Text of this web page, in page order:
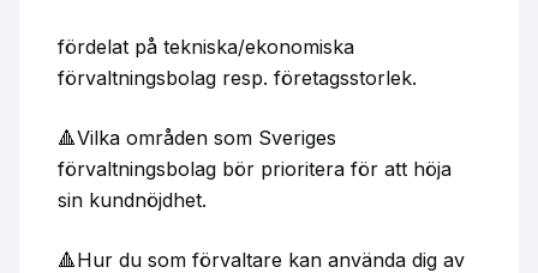
fördelat på tekniska/ekonomiska
förvaltningsbolag resp. företagsstorlek.
🔺Vilka områden som Sveriges
förvaltningsbolag bör prioritera för att höja
sin kundnöjdhet.
🔺Hur du som förvaltare kan använda dig av